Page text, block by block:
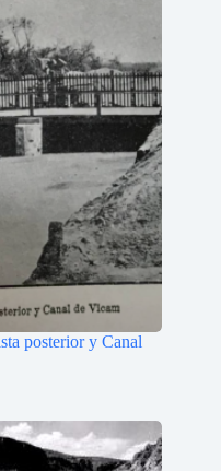
posterior y Canal